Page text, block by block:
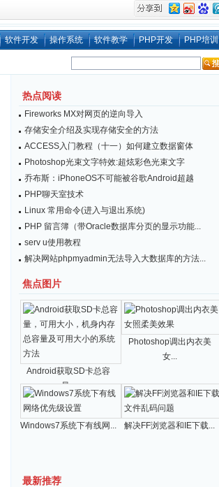
软件开发 操作系统 软件教学 PHP开发 PHP培训
热点阅读
Fireworks MX对网页的逆向导入
存储安全介绍及实现存储安全的方法
ACCESS入门教程（十一）如何建立数据窗体
Photoshop光束文字特效:超炫彩色光束文字
乔布斯：iPhoneOS不可能被谷歌Android超越
PHP聊天室技术
Linux 常用命令(进入与退出系统)
PHP 留言簿（带Oracle数据库分页的显示功能...
serv u使用教程
解决网站phpmyadmin无法导入大数据库的方法...
焦点图片
Android获取SD卡总容
量...
Photoshop调出内衣美
女...
Windows7系统下有线网... 解决FF浏览器和IE下载...
最新推荐